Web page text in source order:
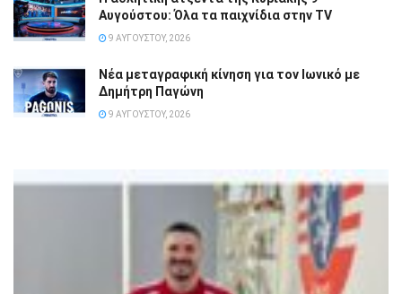
Αυγούστου: Όλα τα παιχνίδια στην TV
9 ΑΥΓΟΎΣΤΟΥ, 2026
Νέα μεταγραφική κίνηση για τον Ιωνικό με
Δημήτρη Παγώνη
9 ΑΥΓΟΎΣΤΟΥ, 2026